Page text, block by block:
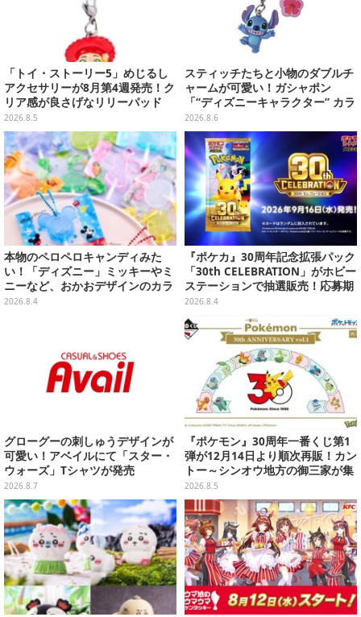
「トイ・ストーリー5」めじるし
アクセサリーが8月第4週発売！ク
リア感が良さげなリリーパッド
や、ジェシーなど全5種ラインナ
ップ
2026.8.5
スティッチたちと小物のダブルチ
ャームが可愛い！ガシャポン
「“ディズニーキャラクター” カラ
フルマルチチャーム」が発売
2026.8.6
本物のペロペロキャンディみた
い！「ディズニー」ミッキーやミ
ニーなど、おかおデザインのカラ
フルチャーム全10種が8月31日発
2026.8.4
『ポケカ』30周年記念拡張パック
「30th CELEBRATION」がホビー
ステーションで抽選販売！応募期
間は8月6日23時59分まで
2026.8.4
グローグーの刺しゅうデザインが
可愛い！アベイルにて「スター・
ウォーズ」Tシャツが発売
2026.8.7
『ポケモン』30周年一番くじ第1
弾が12月14日より順次再販！カン
トー～シンオウ地方の御三家が集
まった時計、ぬいぐるみなど記念
グッズ盛りだくさん
2026.8.5